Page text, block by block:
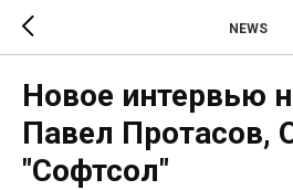
NEWS
Новое интервью
Павел Протасов,
"Софтсол"